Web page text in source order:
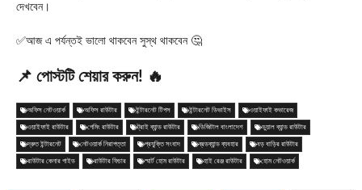
দেখবেন।
✅আজ এ পর্যন্তই ভালো থাকবেন সুস্থ থাকবেন 🤔
📌 পোস্টটি শেয়ার করুন! 🔥
অফিস নেটওয়ার্ক অফিস রাউটার ইন্টারনেট টিপস ইন্টারনেট ডিভাইস ওয়াইফাই কভারেজ
ওয়াইফাই রাউটার গেমিং রাউটার ট্রাই ব্যান্ড রাউটার ডিজিটাল বাংলাদেশ ডুয়াল ব্যান্ড রাউটার
দ্রুত ইন্টারনেট নেটওয়ার্ক নিরাপত্তা প্রযুক্তি সংবাদ ব্রডব্যান্ড ব্যবহার বড় বাড়ির রাউটার
রাউটার কেনার গাইড রাউটার ফিচার স্মার্ট হোম রাউটার হাই রেঞ্জ রাউটার হোম নেটওয়ার্ক